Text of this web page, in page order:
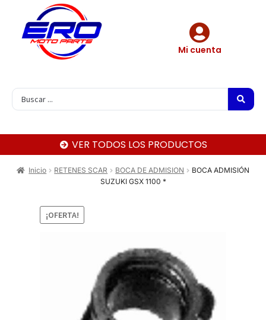
Mi cuenta
VER TODOS LOS PRODUCTOS
Inicio RETENES SCAR BOCA DE ADMISION
BOCA ADMISIÓN
SUZUKI GSX 1100 *
¡OFERTA!